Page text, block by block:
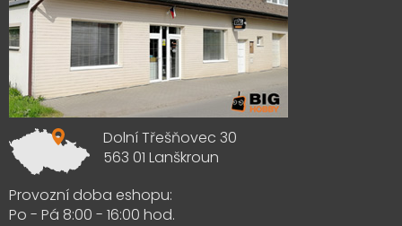
Dolní Třešňovec 30
563 01 Lanškroun
Provozní doba eshopu:
Po - Pá 8:00 - 16:00 hod.